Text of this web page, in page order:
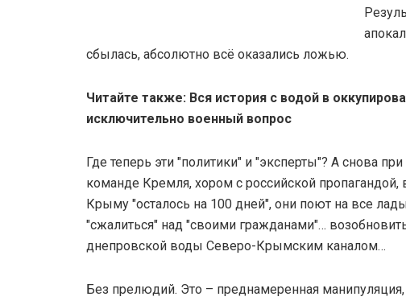
сбылась, абсолютно всё оказались ложью.
Читайте также: Вся история с водой в
исключительно военный вопрос
Где теперь эти "политики" и "эксперты"? А снова
команде Кремля, хором с российской
Крыму "осталось на 100 дней", они поют на все
"сжалиться" над "своими гражданами"…
днепровской воды Северо-Крымским каналом…
Без прелюдий. Это – преднамеренная манипуляция,